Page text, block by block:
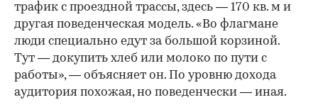
трафик с проездной трассы, здесь — 170 кв. м и
другая поведенческая модель. «Во флагмане
люди специально едут за большой корзиной.
Тут — докупить хлеб или молоко по пути с
работы», — объясняет он. По уровню дохода
аудитория похожая, но поведенчески — иная.